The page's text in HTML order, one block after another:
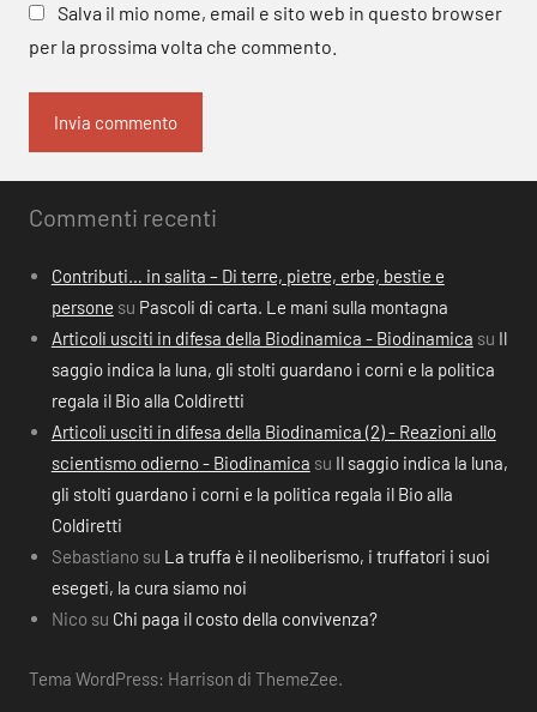
Salva il mio nome, email e sito web in questo browser
per la prossima volta che commento.
Commenti recenti
Contributi… in salita – Di terre, pietre, erbe, bestie e
persone su Pascoli di carta. Le mani sulla montagna
Articoli usciti in difesa della Biodinamica - Biodinamica su Il
saggio indica la luna, gli stolti guardano i corni e la politica
regala il Bio alla Coldiretti
Articoli usciti in difesa della Biodinamica (2) - Reazioni allo
scientismo odierno - Biodinamica su Il saggio indica la luna,
gli stolti guardano i corni e la politica regala il Bio alla
Coldiretti
Sebastiano su La truffa è il neoliberismo, i truffatori i suoi
esegeti, la cura siamo noi
Nico su Chi paga il costo della convivenza?
Tema WordPress: Harrison di ThemeZee.